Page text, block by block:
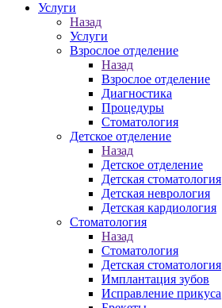
Услуги
Назад
Услуги
Взрослое отделение
Назад
Взрослое отделение
Диагностика
Процедуры
Стоматология
Детское отделение
Назад
Детское отделение
Детская стоматология
Детская неврология
Детская кардиология
Стоматология
Назад
Стоматология
Детская стоматология
Имплантация зубов
Исправление прикуса